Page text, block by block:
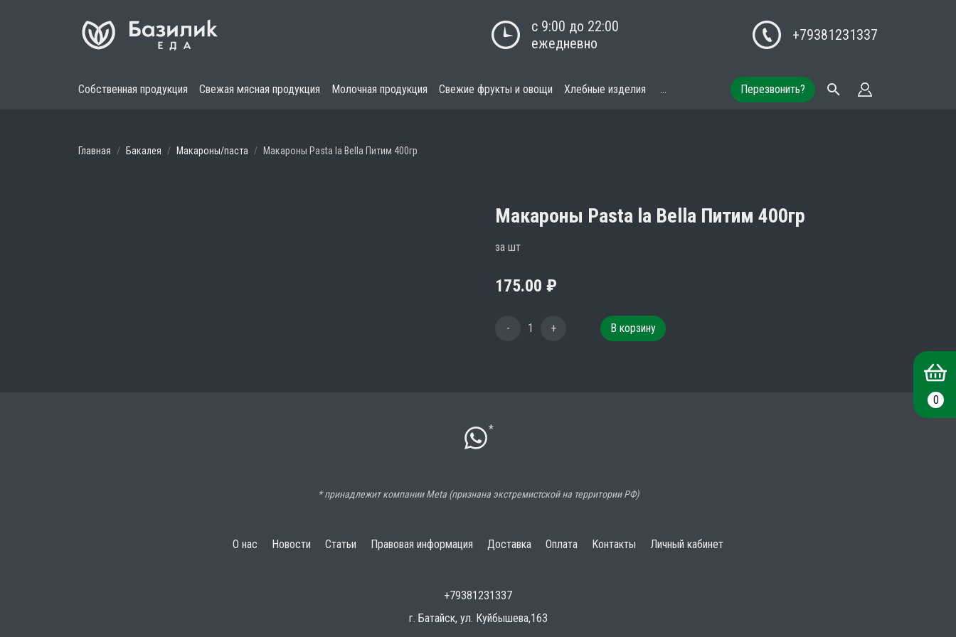
с 9:00 до 22:00
ежедневно
+79381231337
Собственная продукция Свежая мясная продукция Молочная продукция Свежие фрукты и овощи Хлебные изделия ... Перезвонить?
Главная Бакалея Макароны/паста Макароны Pasta la Bella Питим 400гр
Макароны Pasta la Bella Питим 400гр
за шт
175.00 ₽
- 1 + В корзину
*
* принадлежит компании Meta (признана экстремистской на территории РФ)
О нас Новости Статьи Правовая информация Доставка Оплата Контакты Личный кабинет
+79381231337
г. Батайск, ул. Куйбышева,163
0